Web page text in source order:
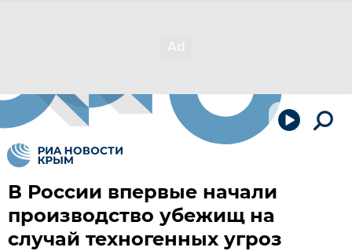
В России впервые начали
производство убежищ на
случай техногенных угроз